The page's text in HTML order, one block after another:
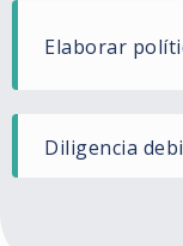
Elaborar
Diligencia